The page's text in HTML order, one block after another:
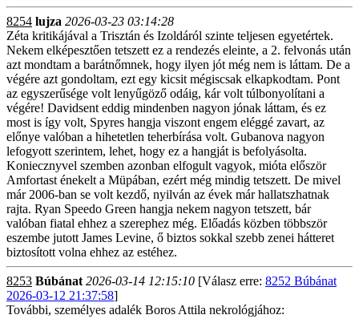
8254 lujza 2026-03-23 03:14:28
Zéta kritikájával a Trisztán és Izoldáról szinte teljesen egyetértek.
Nekem elképesztően tetszett ez a rendezés eleinte, a 2. felvonás után
azt mondtam a barátnőmnek, hogy ilyen jót még nem is láttam. De a
végére azt gondoltam, ezt egy kicsit mégiscsak elkapkodtam. Pont
az egyszerűsége volt lenyűgöző odáig, kár volt túlbonyolítani a
végére! Davidsent eddig mindenben nagyon jónak láttam, és ez
most is így volt, Spyres hangja viszont engem eléggé zavart, az
előnye valóban a hihetetlen teherbírása volt. Gubanova nagyon
lefogyott szerintem, lehet, hogy ez a hangját is befolyásolta.
Koniecznyvel szemben azonban elfogult vagyok, mióta először
Amfortast énekelt a Müpában, ezért még mindig tetszett. De mivel
már 2006-ban se volt kezdő, nyilván az évek már hallatszhatnak
rajta. Ryan Speedo Green hangja nekem nagyon tetszett, bár
valóban fiatal ehhez a szerephez még. Előadás közben többször
eszembe jutott James Levine, ő biztos sokkal szebb zenei hátteret
biztosított volna ehhez az estéhez.
8253 Búbánat 2026-03-14 12:15:10 [Válasz erre: 8252 Búbánat
2026-03-12 21:37:58]
További, személyes adalék Boros Attila nekrológjához: